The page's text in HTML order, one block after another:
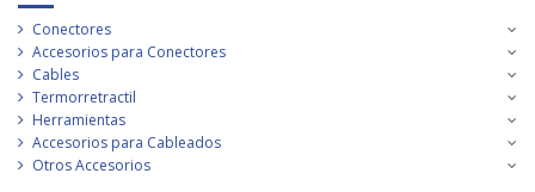
Conectores
Accesorios para Conectores
Cables
Termorretractil
Herramientas
Accesorios para Cableados
Otros Accesorios